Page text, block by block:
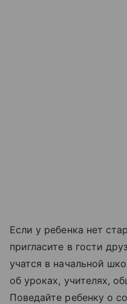
Если у ребенка нет
пригласите в гости
учатся в начальной
об уроках, учителях,
Поведайте ребенку о